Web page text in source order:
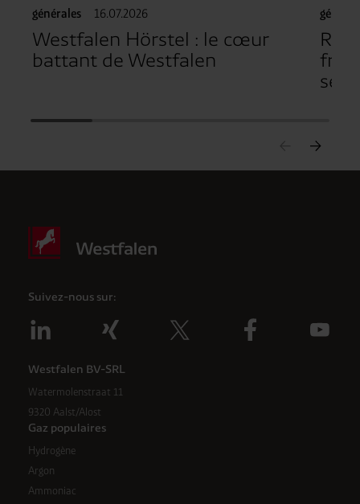
générales 16.07.2026
Westfalen Hörstel : le cœur
battant de Westfalen
Suivez-nous sur:
Westfalen BV-SRL
Watermolenstraat 11
9320 Aalst/Alost
Gaz populaires
Hydrogène
Argon
Ammoniac